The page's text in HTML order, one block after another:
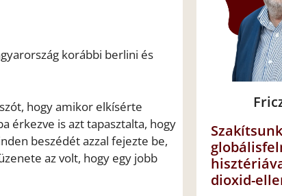
korábbi berlini és
hogy amikor elkísérte
érkezve is azt tapasztalta, hogy
beszédét azzal fejezte be,
az volt, hogy egy jobb
dioxid-